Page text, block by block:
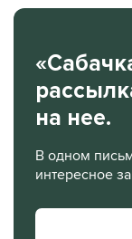
на нее.
В одном
интересное